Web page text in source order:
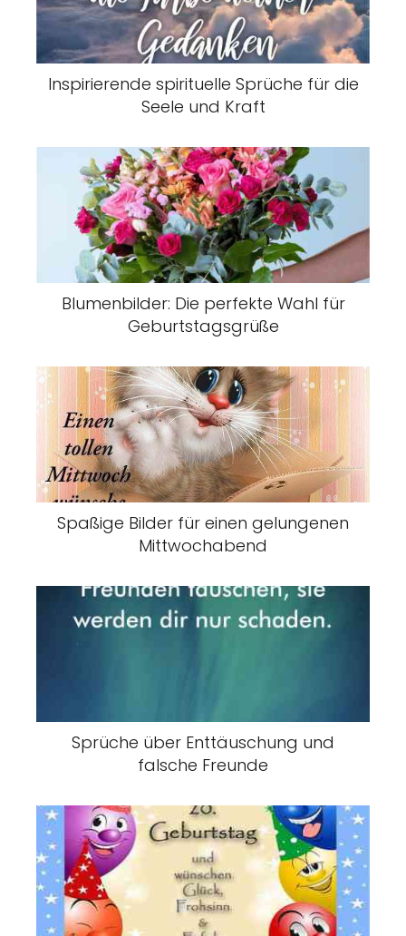
Inspirierende spirituelle Sprüche für die
Seele und Kraft
Blumenbilder: Die perfekte Wahl für
Geburtstagsgrüße
Spaßige Bilder für einen gelungenen
Mittwochabend
Sprüche über Enttäuschung und
falsche Freunde